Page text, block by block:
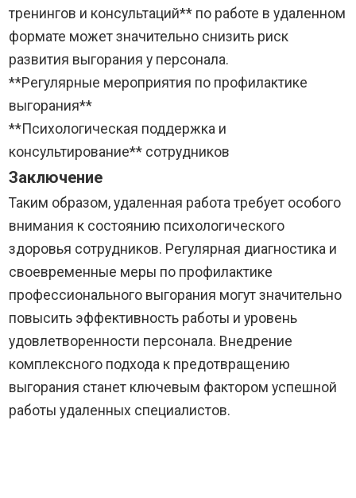
тренингов и консультаций** по работе в удаленном
формате может значительно снизить риск
развития выгорания у персонала.
**Регулярные мероприятия по профилактике
выгорания**
**Психологическая поддержка и
консультирование** сотрудников
Заключение
Таким образом, удаленная работа требует особого
внимания к состоянию психологического
здоровья сотрудников. Регулярная диагностика и
своевременные меры по профилактике
профессионального выгорания могут значительно
повысить эффективность работы и уровень
удовлетворенности персонала. Внедрение
комплексного подхода к предотвращению
выгорания станет ключевым фактором успешной
работы удаленных специалистов.